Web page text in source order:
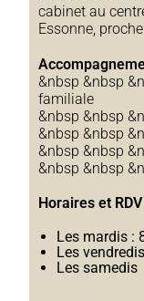
cabinet au
Essonne,
&nbsp &nbsp
familiale
&nbsp &nbsp
&nbsp &nbsp
&nbsp &nbsp
&nbsp &nbsp
Horaires et RDV
Les mardis :
Les
Les